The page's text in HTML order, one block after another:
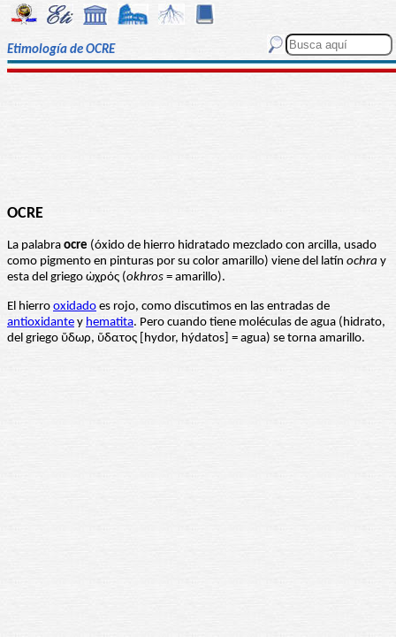
Etimología de OCRE
OCRE
La palabra ocre (óxido de hierro hidratado mezclado con arcilla, usado
como pigmento en pinturas por su color amarillo) viene del latín ochra y
esta del griego ὠχρός (okhros = amarillo).
El hierro oxidado es rojo, como discutimos en las entradas de
antioxidante y hematita. Pero cuando tiene moléculas de agua (hidrato,
del griego ὕδωρ, ὕδατος [hydor, hýdatos] = agua) se torna amarillo.